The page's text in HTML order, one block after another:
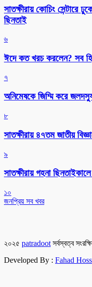
সাতক্ষীরায় কোচিং সেন্টারে
ছিনতাই
৬
ঈদে কত খরচ করলেন? সব
৭
অনিমেষকে জিম্মি করে
৮
সাতক্ষীরায় ৪৭তম জাতীয়
৯
সাতক্ষীরায় গহনা
১০
জনপ্রিয় সব খবর
২০২৫ patradoot সর্বস্বত্ব
Developed By : Fahad